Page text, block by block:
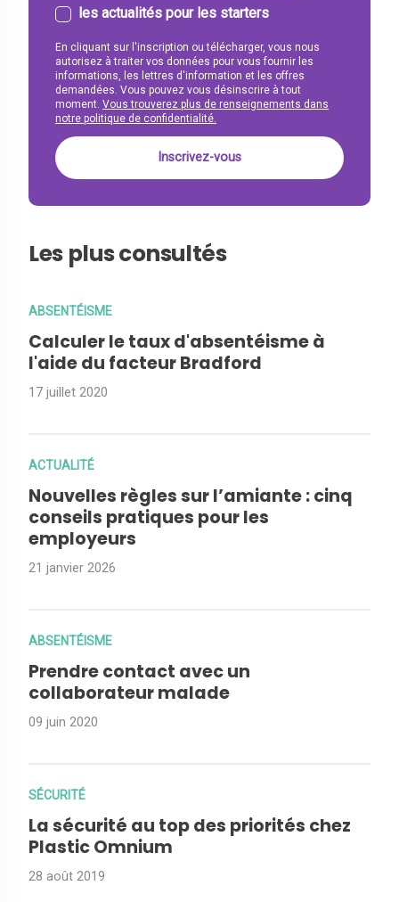
les actualités pour les starters
En cliquant sur l'inscription ou télécharger, vous nous
autorisez à traiter vos données pour vous fournir les
informations, les lettres d'information et les offres
demandées. Vous pouvez vous désinscrire à tout
moment. Vous trouverez plus de renseignements dans
notre politique de confidentialité.
Les plus consultés
ABSENTÉISME
Calculer le taux d'absentéisme à
l'aide du facteur Bradford
17 juillet 2020
ACTUALITÉ
Nouvelles règles sur l’amiante : cinq
conseils pratiques pour les
employeurs
21 janvier 2026
ABSENTÉISME
Prendre contact avec un
collaborateur malade
09 juin 2020
SÉCURITÉ
La sécurité au top des priorités chez
Plastic Omnium
28 août 2019